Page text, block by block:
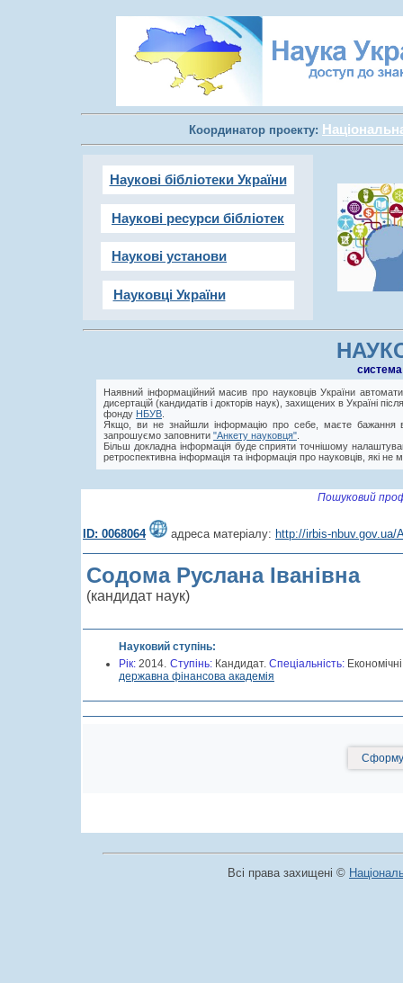
Координатор проекту:
Наукові бібліотеки України
Наукові ресурси бібліотек
Наукові установи
Науковці України
cистема
Наявний інформаційний масив про науковців України
дисертацій (кандидатів і докторів наук), захищених в Україні
фонду НБУВ
Якщо, ви не знайшли інформацію про себе, маєте бажання
запрошуємо заповнити "Анкету науковця"
Більш докладна інформація буде сприяти точнішому
ретроспективна інформація та інформація про науковців, які не
Пошуковий
ID: 0068064 адреса матеріалу: http://irbis-nbuv.gov.ua/
Содома Руслана Іванівна
(кандидат наук)
Науковий ступінь:
Рік:2014. Cтупінь: Кандидат. Спеціальність:
державна фінансова академія
Всі права захищені ©